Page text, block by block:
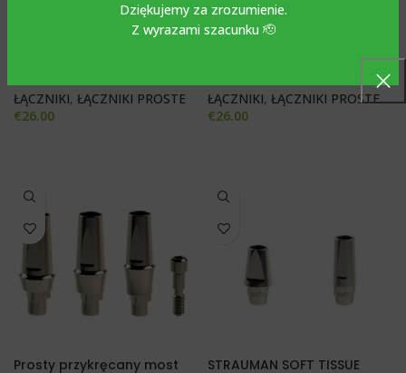
Dziękujemy za zrozumienie.
Z wyrazami szacunku 🫡
Prosty przykręcany most
ŁĄCZNIKI, ŁĄCZNIKI PROSTE
€26.00
Prosty przykręcany most
ŁĄCZNIKI, ŁĄCZNIKI PROSTE
€26.00
Prosty przykręcany most STRAUMAN SOFT TISSUE